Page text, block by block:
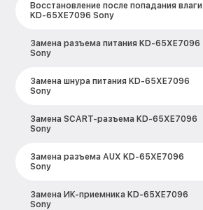
Восстановление после попадания влаги
KD-65XE7096 Sony
Замена разъема питания KD-65XE7096
Sony
Замена шнура питания KD-65XE7096
Sony
Замена SCART-разъема KD-65XE7096
Sony
Замена разъема AUX KD-65XE7096
Sony
Замена ИК-приемника KD-65XE7096
Sony